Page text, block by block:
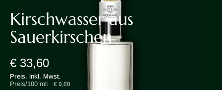
Kirschwasser aus
Sauerkirschen
€ 33,60
Preis. inkl. Mwst.
Preis/100 ml:
€ 9,60